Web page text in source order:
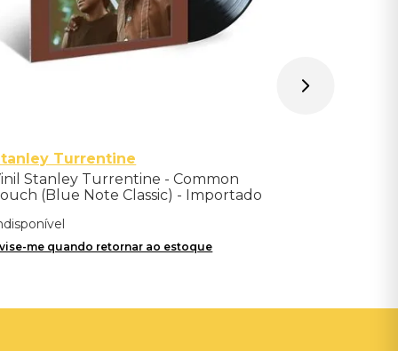
Turrentine
Stanley Turrentine - Common
(Blue Note Classic) - Importado
me quando retornar ao estoque